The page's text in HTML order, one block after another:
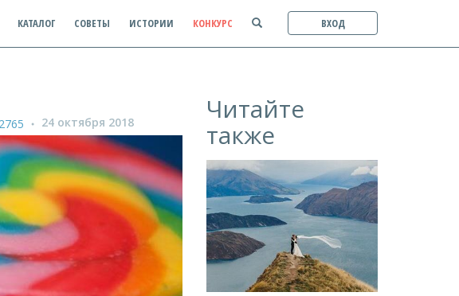
КАТАЛОГ СОВЕТЫ ИСТОРИИ КОНКУРС ВХОД
2765 ● 24 октября 2018
Читайте
также